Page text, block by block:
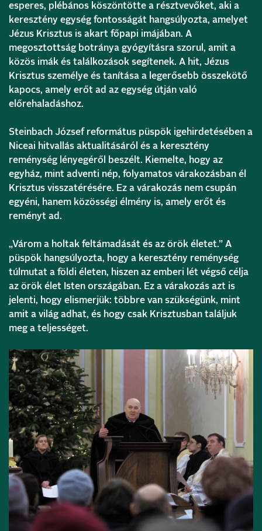
esperes, plébános köszöntötte a résztvevőket, aki a
keresztény egység fontosságát hangsúlyozta, amelyet
Jézus Krisztus is akart főpapi imájában. A
megosztottság botránya gyógyításra szorul, amit a
közös imák és találkozások segítenek. A hit, Jézus
Krisztus személye és tanítása a legerősebb összekötő
kapocs, amely erőt ad az egység útján való
előrehaladáshoz.
Steinbach József református püspök igehirdetésében a
Niceai hitvallás aktualitásáról és a keresztény
reménység lényegéről beszélt. Kiemelte, hogy az
egyház, mint adventi nép, folyamatos várakozásban él
Krisztus visszatérésére. Ez a várakozás nem csupán
egyéni, hanem közösségi élmény is, amely erőt és
reményt ad.
„Várom a holtak feltámadását és az örök életet.” A
püspök hangsúlyozta, hogy a keresztény reménység
túlmutat a földi életen, hiszen az emberi lét végső célja
az örök élet Isten országában. Ez a várakozás azt is
jelenti, hogy elismerjük: többre van szükségünk, mint
amit a világ adhat, és hogy csak Krisztusban találjuk
meg a teljességet.